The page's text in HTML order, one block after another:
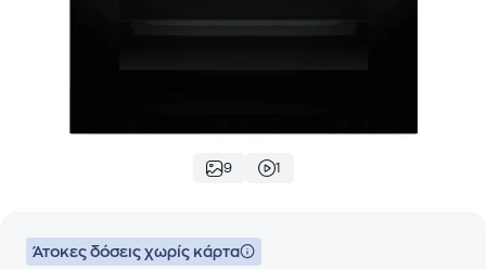
9 1
Άτοκες δόσεις χωρίς κάρτα